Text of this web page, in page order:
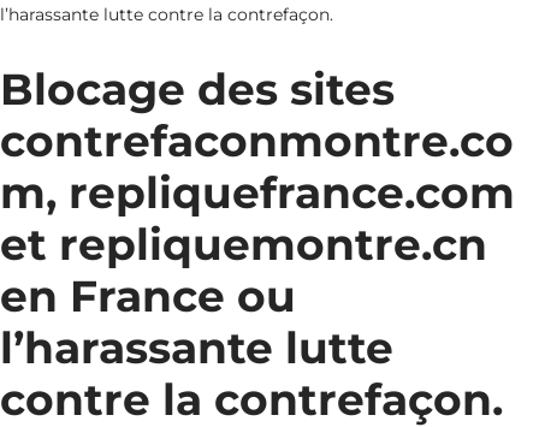
l’harassante lutte contre la contrefaçon.
Blocage des sites
contrefaconmontre.co
m, repliquefrance.com
et repliquemontre.cn
en France ou
l’harassante lutte
contre la contrefaçon.